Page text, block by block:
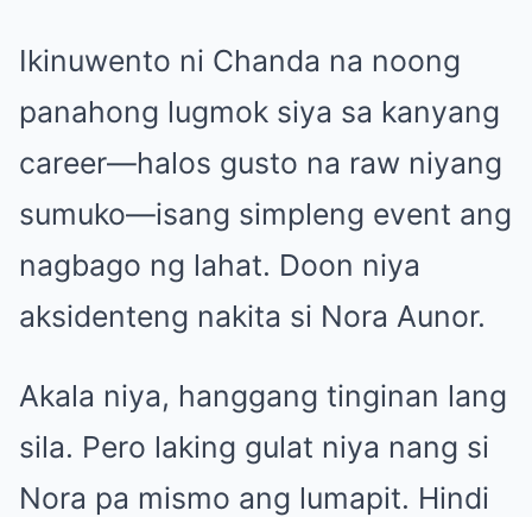
Ikinuwento ni Chanda na noong
panahong lugmok siya sa kanyang
career—halos gusto na raw niyang
sumuko—isang simpleng event ang
nagbago ng lahat. Doon niya
aksidenteng nakita si Nora Aunor.
Akala niya, hanggang tinginan lang
sila. Pero laking gulat niya nang si
Nora pa mismo ang lumapit. Hindi